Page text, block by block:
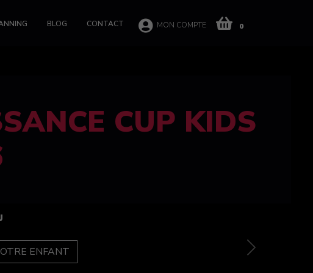
BLOG CONTACT MON COMPTE 0
CUP 100%
Next